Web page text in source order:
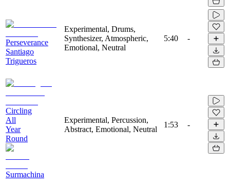
Perseverance
Santiago
Trigueros
Experimental, Drums,
Synthesizer, Atmospheric,
Emotional, Neutral
5:40 -
Circling
All
Year
Round
Surmachina
Experimental, Percussion,
Abstract, Emotional, Neutral
1:53 -